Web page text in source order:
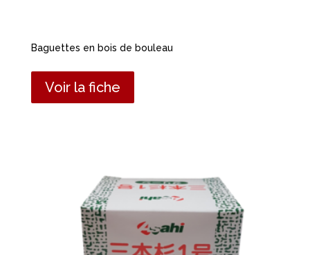
Baguettes en bois de bouleau
Voir la fiche